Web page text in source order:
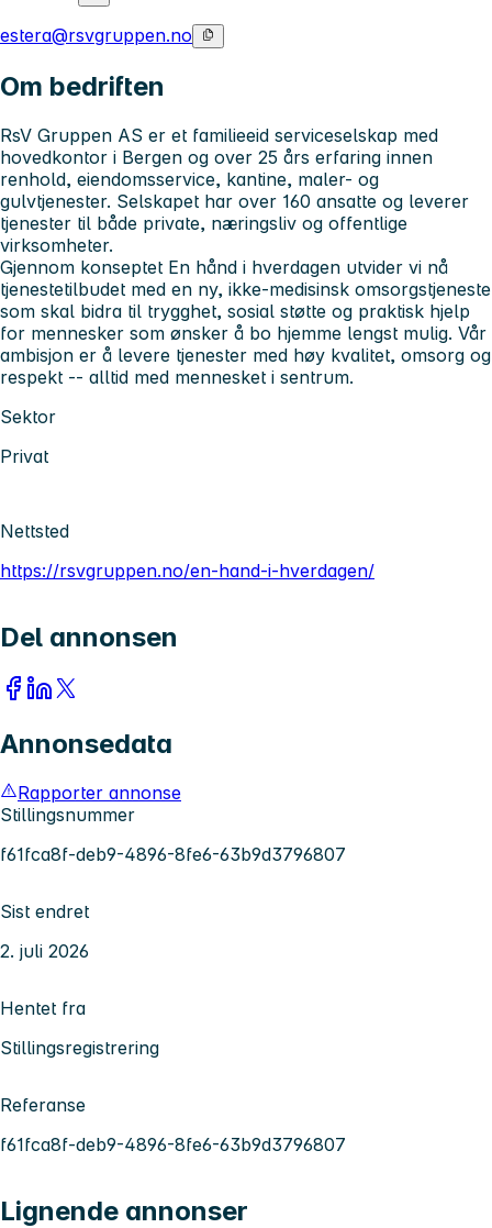
estera@rsvgruppen.no
Om bedriften
RsV Gruppen AS er et familieeid serviceselskap med
hovedkontor i Bergen og over 25 års erfaring innen
renhold, eiendomsservice, kantine, maler- og
gulvtjenester. Selskapet har over 160 ansatte og leverer
tjenester til både private, næringsliv og offentlige
virksomheter.
Gjennom konseptet En hånd i hverdagen utvider vi nå
tjenestetilbudet med en ny, ikke-medisinsk omsorgstjeneste
som skal bidra til trygghet, sosial støtte og praktisk hjelp
for mennesker som ønsker å bo hjemme lengst mulig. Vår
ambisjon er å levere tjenester med høy kvalitet, omsorg og
respekt -- alltid med mennesket i sentrum.
Sektor
Privat
Nettsted
https://rsvgruppen.no/en-hand-i-hverdagen/
Del annonsen
Annonsedata
Rapporter annonse
Stillingsnummer
f61fca8f-deb9-4896-8fe6-63b9d3796807
Sist endret
2. juli 2026
Hentet fra
Stillingsregistrering
Referanse
f61fca8f-deb9-4896-8fe6-63b9d3796807
Lignende annonser